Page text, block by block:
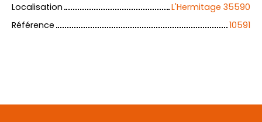
Localisation
L'Hermitage 35590
Référence
10591